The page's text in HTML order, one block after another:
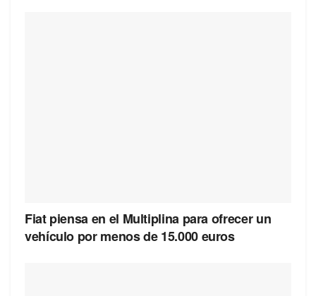
Fiat piensa en el Multiplina para ofrecer un
vehículo por menos de 15.000 euros